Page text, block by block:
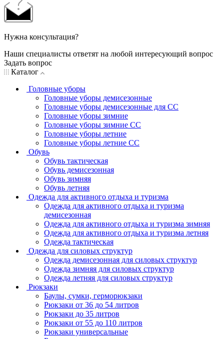
Нужна консультация?
Наши специалисты ответят на любой интересующий вопрос
Задать вопрос
Каталог
Головные уборы
Головные уборы демисезонные
Головные уборы демисезонные для СС
Головные уборы зимние
Головные уборы зимние СС
Головные уборы летние
Головные уборы летние СС
Обувь
Обувь тактическая
Обувь демисезонная
Обувь зимняя
Обувь летняя
Одежда для активного отдыха и туризма
Одежда для активного отдыха и туризма
демисезонная
Одежда для активного отдыха и туризма зимняя
Одежда для активного отдыха и туризма летняя
Одежда тактическая
Одежда для силовых структур
Одежда демисезонная для силовых структур
Одежда зимняя для силовых структур
Одежда летняя для силовых структур
Рюкзаки
Баулы, сумки, герморюкзаки
Рюкзаки от 36 до 54 литров
Рюкзаки до 35 литров
Рюкзаки от 55 до 110 литров
Рюкзаки универсальные